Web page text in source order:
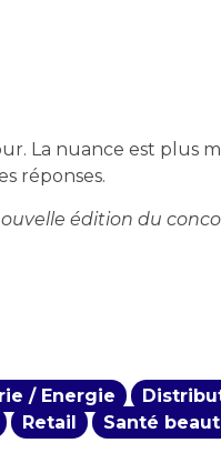
La nuance est plus
réponses.
édition du
/ Energie
Retail
Santé